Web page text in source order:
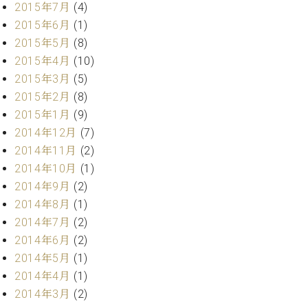
2015年7月 (4)
2015年6月 (1)
2015年5月 (8)
2015年4月 (10)
2015年3月 (5)
2015年2月 (8)
2015年1月 (9)
2014年12月 (7)
2014年11月 (2)
2014年10月 (1)
2014年9月 (2)
2014年8月 (1)
2014年7月 (2)
2014年6月 (2)
2014年5月 (1)
2014年4月 (1)
2014年3月 (2)